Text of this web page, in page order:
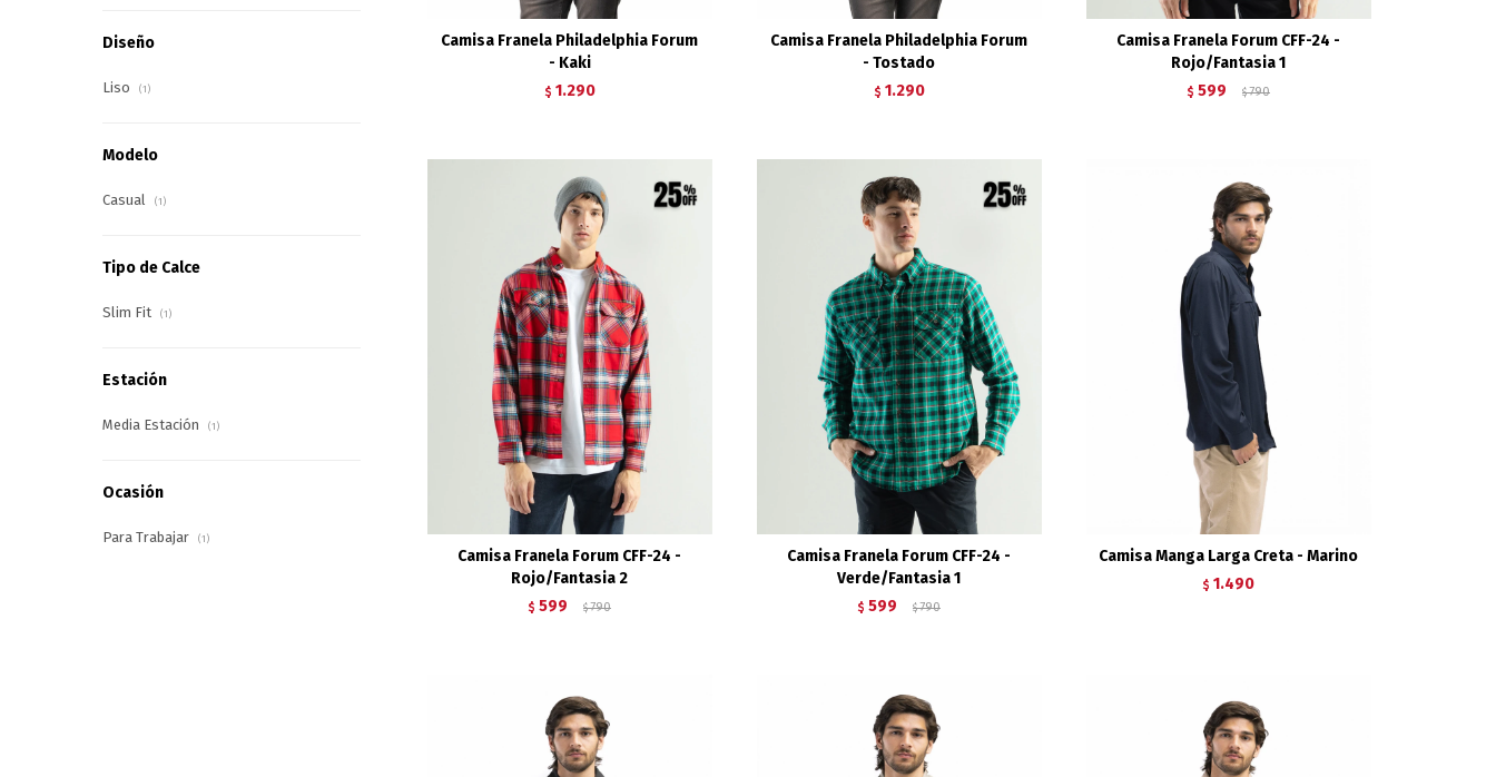
Camisa Franela Philadelphia Forum
- Kaki
$ 1.290
Camisa Franela Philadelphia Forum
- Tostado
$ 1.290
Camisa Franela Forum CFF-24 -
Rojo/Fantasia 1
$ 599 $ 790
Camisa Franela Forum CFF-24 -
Rojo/Fantasia 2
$ 599 $ 790
Camisa Franela Forum CFF-24 -
Verde/Fantasia 1
$ 599 $ 790
Camisa Manga Larga Creta - Marino
$ 1.490
Diseño
Liso (1)
Modelo
Casual (1)
Tipo de Calce
Slim Fit (1)
Estación
Media Estación (1)
Ocasión
Para Trabajar (1)